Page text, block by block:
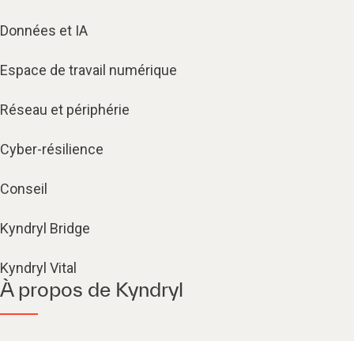
Données et IA
Espace de travail numérique
Réseau et périphérie
Cyber-résilience
Conseil
Kyndryl Bridge
Kyndryl Vital
À propos de Kyndryl